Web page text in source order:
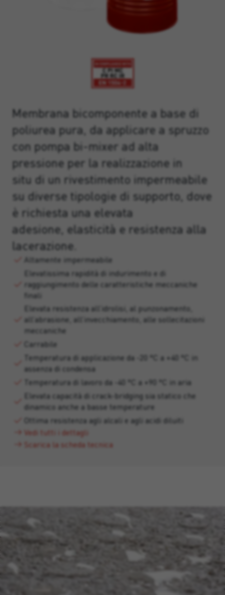
Membrana bicomponente a base di
poliurea pura, da applicare a spruzzo
con pompa bi-mixer ad alta
pressione per la realizzazione in
situ di un rivestimento impermeabile
su diverse tipologie di supporto, dove
è richiesta una elevata
adesione, elasticità e resistenza alla
lacerazione.
Altamente impermeabile
Elevatissima rapidità di indurimento e di
raggiungimento delle caratteristiche meccaniche
finali
Elevata resistenza all’idrolisi, al punzonamento,
all’abrasione, all’invecchiamento, alle sollecitazioni
meccaniche
Carrabile
Temperatura di applicazione da -20 °C a +40 °C in
assenza di condensa
Temperatura di lavoro da -40 °C a +90 °C in aria
Elevata capacità di crack-bridging sia statico che
dinamico anche a basse temperature
Ottima resistenza agli alcali e agli acidi diluiti
Vedi tutti i dettagli
Scarica la scheda tecnica